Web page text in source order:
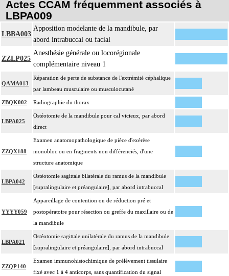
Actes CCAM fréquemment associés à
LBPA009
LBBA003
Apposition modelante de la mandibule, par
abord intrabuccal ou facial
ZZLP025
Anesthésie générale ou locorégionale
complémentaire niveau 1
QAMA013
Réparation de perte de substance de l'extrémité céphalique
par lambeau musculaire ou musculocutané
ZBQK002 Radiographie du thorax
LBPA025
Ostéotomie de la mandibule pour cal vicieux, par abord
direct
ZZQX188
Examen anatomopathologique de pièce d'exérèse
monobloc ou en fragments non différenciés, d'une
structure anatomique
LBPA042
Ostéotomie sagittale bilatérale du ramus de la mandibule
[supralingulaire et préangulaire], par abord intrabuccal
YYYY059
Appareillage de contention ou de réduction pré et
postopératoire pour résection ou greffe du maxillaire ou de
la mandibule
LBPA021
Ostéotomie sagittale unilatérale du ramus de la mandibule
[supralingulaire et préangulaire], par abord intrabuccal
ZZQP140
Examen immunohistochimique de prélèvement tissulaire
fixé avec 1 à 4 anticorps, sans quantification du signal